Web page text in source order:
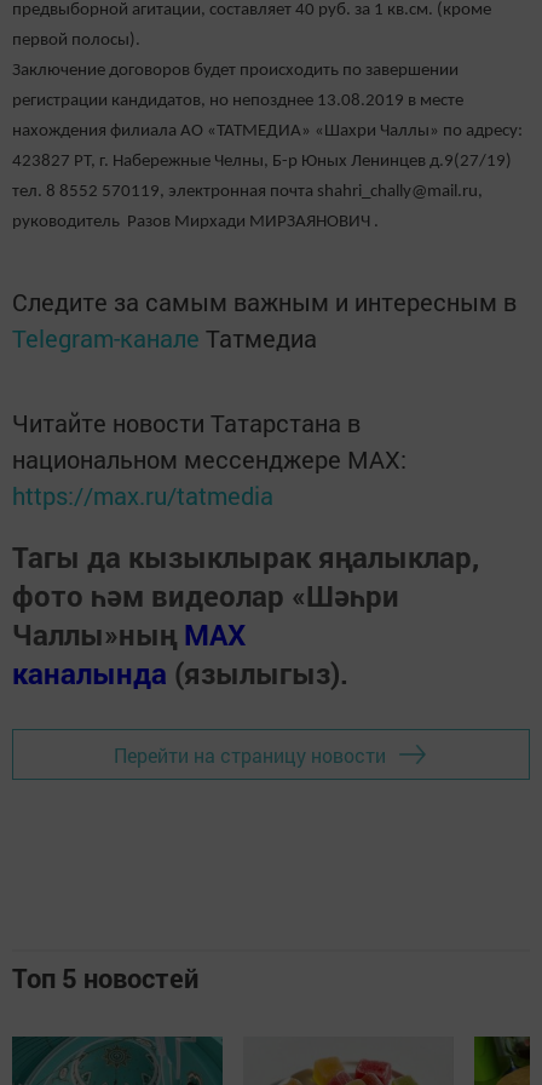
предвыборной агитации, составляет 40 руб. за 1 кв.см. (кроме
первой полосы).
Заключение договоров будет происходить по завершении
регистрации кандидатов, но непозднее 13.08.2019 в месте
нахождения филиала АО «ТАТМЕДИА» «Шахри Чаллы» по адресу:
423827 РТ, г. Набережные Челны, Б-р Юных Ленинцев д.9(27/19)
тел. 8 8552 570119, электронная почта shahri_chally@mail.ru,
руководитель Разов Мирхади МИРЗАЯНОВИЧ .
Следите за самым важным и интересным в
Telegram-канале Татмедиа
Читайте новости Татарстана в
национальном мессенджере MАХ:
https://max.ru/tatmedia
Тагы да кызыклырак яңалыклар,
фото һәм видеолар «Шәһри
Чаллы»ның MAX
каналында (язылыгыз).
Перейти на страницу новости
Топ 5 новостей